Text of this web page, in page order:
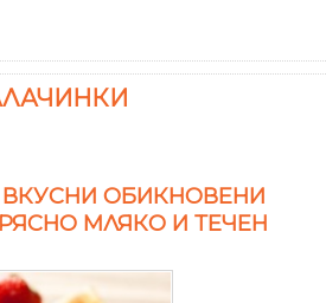
ОБИКНОВЕНИ
МЛЯКО И ТЕЧЕН